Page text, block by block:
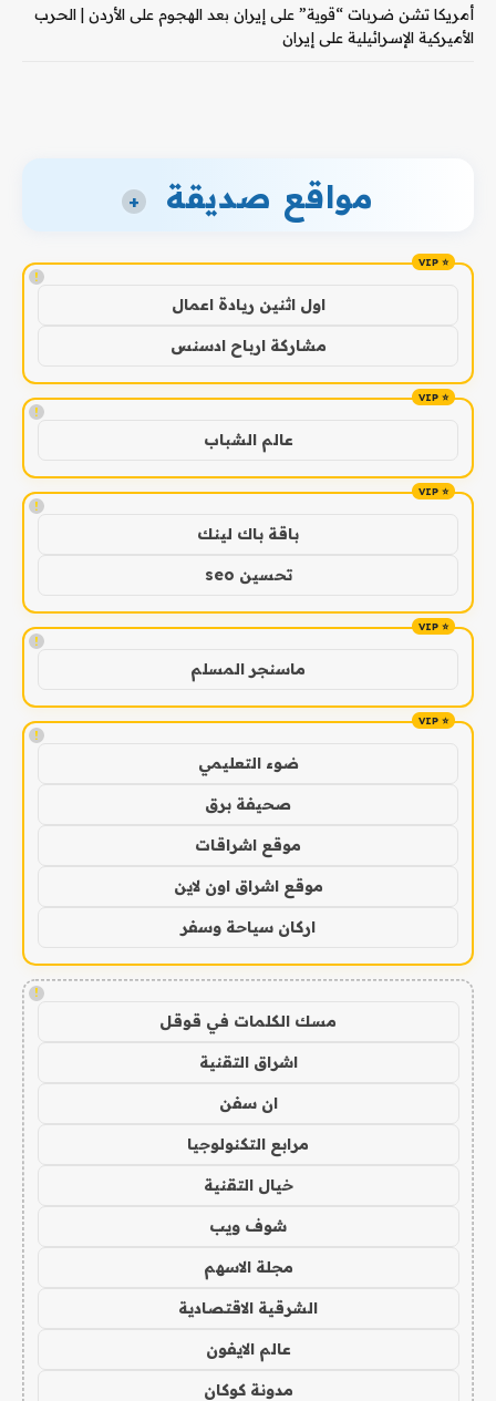
أمريكا تشن ضربات “قوية” على إيران بعد الهجوم على الأردن | الحرب
الأميركية الإسرائيلية على إيران
مواقع صديقة +
!
اول اثنين ريادة اعمال
مشاركة ارباح ادسنس
!
عالم الشباب
!
باقة باك لينك
تحسين seo
!
ماسنجر المسلم
!
ضوء التعليمي
صحيفة برق
موقع اشراقات
موقع اشراق اون لاين
اركان سياحة وسفر
!
مسك الكلمات في قوقل
اشراق التقنية
ان سفن
مرابع التكنولوجيا
خيال التقنية
شوف ويب
مجلة الاسهم
الشرقية الاقتصادية
عالم الايفون
مدونة كوكان